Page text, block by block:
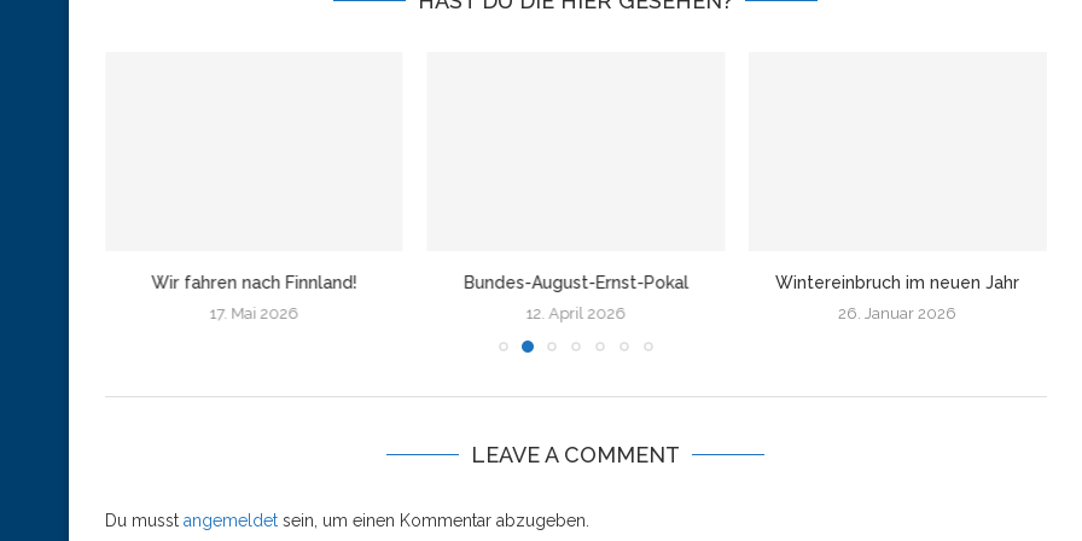
Wir fahren nach Finnland!
17. Mai 2026
Bundes-August-Ernst-Pokal
12. April 2026
Wintereinbruch im neuen Jahr
26. Januar 2026
LEAVE A COMMENT
Du musst angemeldet sein, um einen Kommentar abzugeben.